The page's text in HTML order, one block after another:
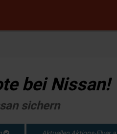
bei Nissan!
sichern